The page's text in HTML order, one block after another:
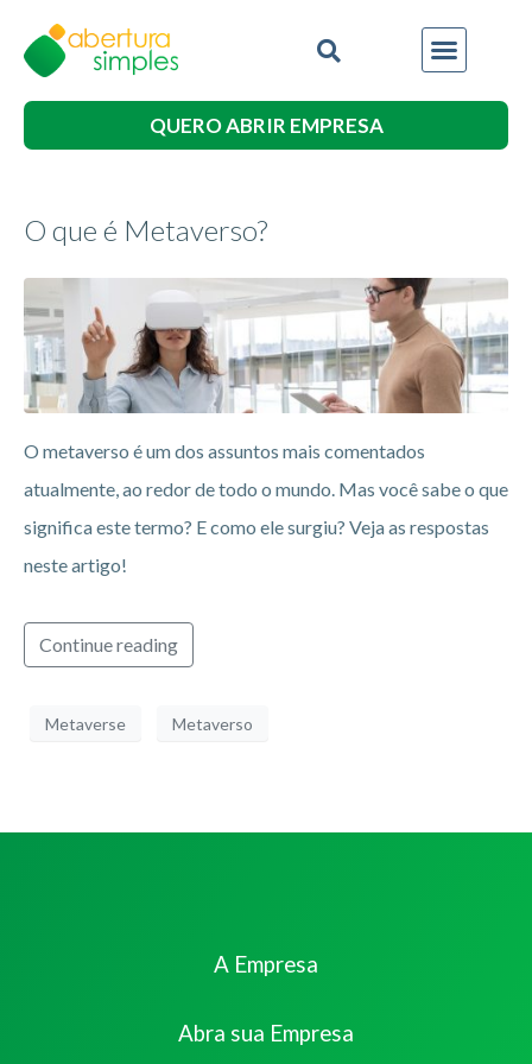
QUERO ABRIR EMPRESA
O que é Metaverso?
O metaverso é um dos assuntos mais comentados
atualmente, ao redor de todo o mundo. Mas você sabe o que
significa este termo? E como ele surgiu? Veja as respostas
neste artigo!
Continue reading
Metaverse Metaverso
A Empresa
Abra sua Empresa